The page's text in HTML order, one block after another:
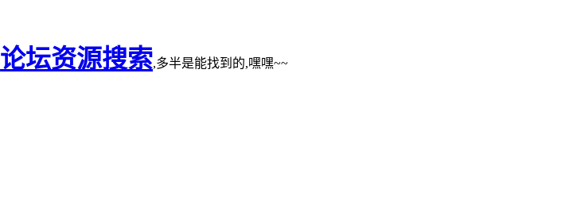
论坛资源搜索,多半是能找到的,嘿嘿~~